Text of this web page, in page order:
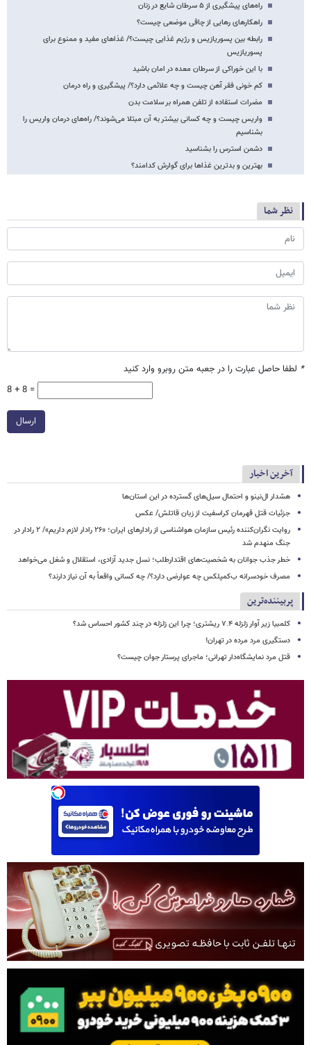
راه‌های پیشگیری از ۵ سرطان شایع در زنان
راهکارهای رهایی از چاقی موضعی چیست؟
رابطه بین پسوریازیس و رژیم غذایی چیست؟/ غذاهای مفید و ممنوع برای
پسوریازیس
با این خوراکی از سرطان معده در امان باشید
کم خونی فقر آهن چیست و چه علائمی دارد؟/ پیشگیری و راه درمان
مضرات استفاده از تلفن همراه بر سلامت بدن
واریس چیست و چه کسانی بیشتر به آن مبتلا می‌شوند؟/ راه‌های درمان واریس را
بشناسیم
دشمن استرس را بشناسید
بهترین و بدترین غذاها برای گوارش کدامند؟
نظر شما
* لطفا حاصل عبارت را در جعبه متن روبرو وارد کنید
8 + 8 =
ارسال
آخرین اخبار
هشدار ال‌نینو و احتمال سیل‌های گسترده در این استان‌ها
جزئیات قتل قهرمان کراسفیت از زبان قاتلش/ عکس
روایت نگران‌کننده رئیس سازمان هواشناسی از رادارهای ایران؛ «۲۶ رادار لازم داریم»/ ۲ رادار در
جنگ منهدم شد
خطر جذب جوانان به شخصیت‌های اقتدارطلب؛ نسل جدید آزادی، استقلال و شغل می‌خواهد
مصرف خودسرانه ب‌کمپلکس چه عوارضی دارد؟/ چه کسانی واقعاً به آن نیاز دارند؟
پربیننده‌ترین
کلمبیا زیر آوار زلزله ۷.۴ ریشتری؛ چرا این زلزله در چند کشور احساس شد؟
دستگیری مرد مرده در تهران!
قتل مرد نمایشگاه‌دار تهرانی؛ ماجرای پرستار جوان چیست؟